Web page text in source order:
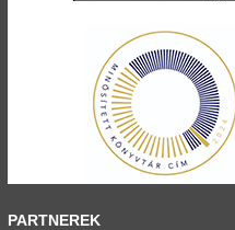
PARTNEREK